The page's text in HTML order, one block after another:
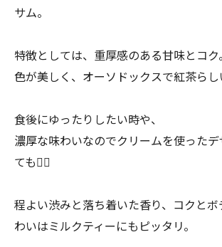
サム。
特徴としては、重厚感のある甘味とコ
色が美しく、オーソドックスで紅茶らし
食後にゆったりしたい時や、
濃厚な味わいなのでクリームを使った
ても🙆‍♀️
程よい渋みと落ち着いた香り、コクと
わいはミルクティーにもピッタリ。